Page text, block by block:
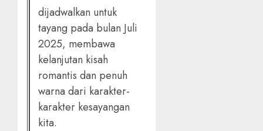
dijadwalkan untuk
tayang pada bulan Juli
2025, membawa
kelanjutan kisah
romantis dan penuh
warna dari karakter-
karakter kesayangan
kita.